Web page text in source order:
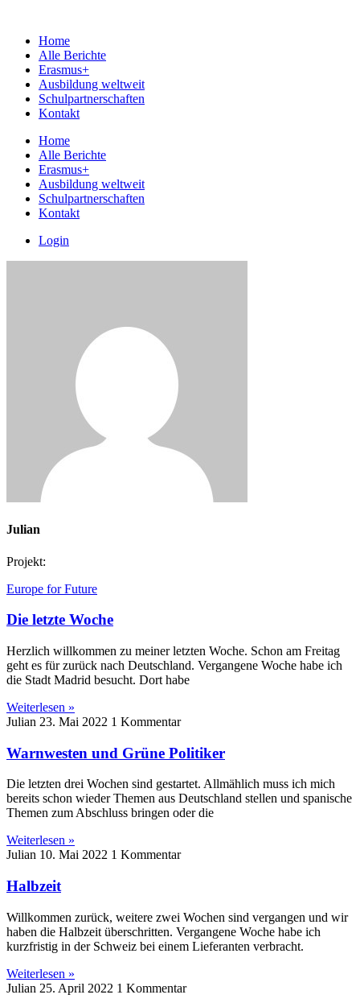
Home
Alle Berichte
Erasmus+
Ausbildung weltweit
Schulpartnerschaften
Kontakt
Home
Alle Berichte
Erasmus+
Ausbildung weltweit
Schulpartnerschaften
Kontakt
Login
Julian
Projekt:
Europe for Future
Die letzte Woche
Herzlich willkommen zu meiner letzten Woche. Schon am Freitag
geht es für zurück nach Deutschland. Vergangene Woche habe ich
die Stadt Madrid besucht. Dort habe
Weiterlesen »
Julian 23. Mai 2022 1 Kommentar
Warnwesten und Grüne Politiker
Die letzten drei Wochen sind gestartet. Allmählich muss ich mich
bereits schon wieder Themen aus Deutschland stellen und spanische
Themen zum Abschluss bringen oder die
Weiterlesen »
Julian 10. Mai 2022 1 Kommentar
Halbzeit
Willkommen zurück, weitere zwei Wochen sind vergangen und wir
haben die Halbzeit überschritten. Vergangene Woche habe ich
kurzfristig in der Schweiz bei einem Lieferanten verbracht.
Weiterlesen »
Julian 25. April 2022 1 Kommentar